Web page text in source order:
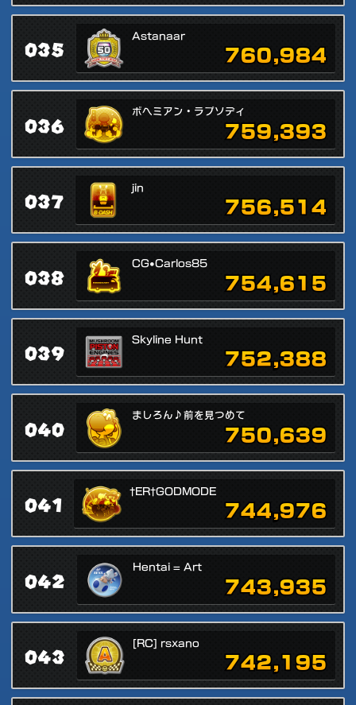
035
Astanaar
760,984
036
ボヘミアン・ラプソディ
759,393
037
jin
756,514
038
CG•Carlos85
754,615
039
Skyline Hunt
752,388
040
ましろん♪前を見つめて
750,639
041
†ER†GODMODE
744,976
042
Hentai = Art
743,935
043
[RC] rsxano
742,195